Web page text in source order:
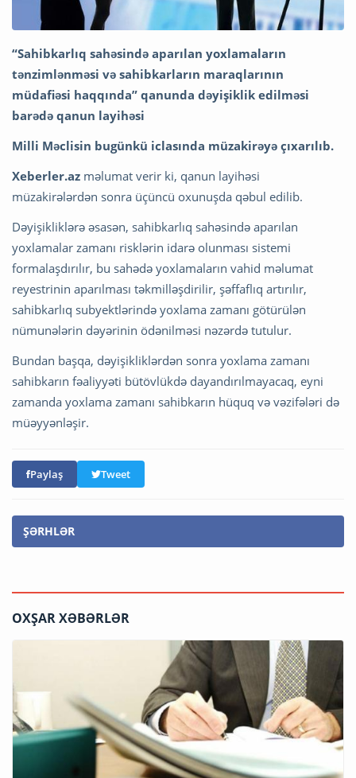
“Sahibkarlıq sahəsində aparılan yoxlamaların
tənzimlənməsi və sahibkarların maraqlarının
müdafiəsi haqqında” qanunda dəyişiklik edilməsi
barədə qanun layihəsi
Milli Məclisin bugünkü iclasında müzakirəyə çıxarılıb.
Xeberler.az məlumat verir ki, qanun layihəsi
müzakirələrdən sonra üçüncü oxunuşda qəbul edilib.
Dəyişikliklərə əsasən, sahibkarlıq sahəsində aparılan
yoxlamalar zamanı risklərin idarə olunması sistemi
formalaşdırılır, bu sahədə yoxlamaların vahid məlumat
reyestrinin aparılması təkmilləşdirilir, şəffaflıq artırılır,
sahibkarlıq subyektlərində yoxlama zamanı götürülən
nümunələrin dəyərinin ödənilməsi nəzərdə tutulur.
Bundan başqa, dəyişikliklərdən sonra yoxlama zamanı
sahibkarın fəaliyyəti bütövlükdə dayandırılmayacaq, eyni
zamanda yoxlama zamanı sahibkarın hüquq və vəzifələri də
müəyyənləşir.
Paylaş Tweet
ŞƏRHLƏR
OXŞAR XƏBƏRLƏR